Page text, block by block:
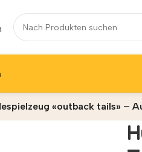
«outback tails» –